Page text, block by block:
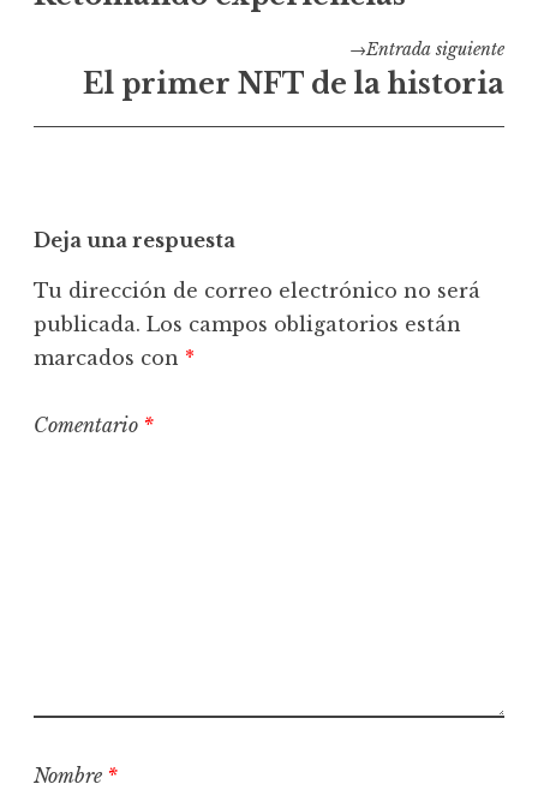
Entrada siguiente
El primer NFT de la historia
Deja una respuesta
Tu dirección de correo electrónico no será
publicada. Los campos obligatorios están
marcados con *
Comentario *
Nombre *